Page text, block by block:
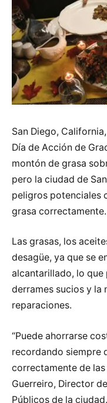
San Diego,
Día de Acción de
montón de grasa
pero la ciudad de
peligros potenciales
grasa correctamente.
Las grasas, los
desagüe, ya que se
alcantarillado, lo
derrames sucios y la
reparaciones.
“Puede ahorrarse
recordando siempre
correctamente de las
Guerreiro, Director
Públicos de la